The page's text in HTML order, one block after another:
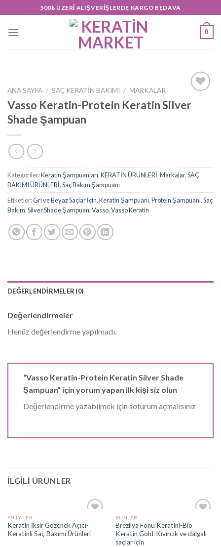
to
content
500₺ ÜZERI ALIŞVERIŞLERDE KARGO BEDAVA
0
wishlist
ANA SAYFA / SAÇ KERATİN BAKIMI / MARKALAR
Vasso Keratin-Protein Keratin Silver
Shade Şampuan
Kategoriler:Keratin Şampuanları,KERATİN ÜRÜNLERİ,Markalar,SAÇ
BAKIMI ÜRÜNLERİ,Saç Bakım Şampuanı
Etiketler:Gri ve Beyaz Saçlar İçin,Keratin Şampuanı,Protein Şampuanı,Saç
Bakım,Silver Shade Şampuan,Vasso,Vasso Keratin
DEĞERLENDIRMELER (0)
Değerlendirmeler
Henüz değerlendirme yapılmadı.
“Vasso Keratin-Protein Keratin Silver Shade
Şampuan” için yorum yapan ilk kişi siz olun
Değerlendirme yazabilmek için soturum açmalısınız
İLGILI ÜRÜNLER
wishlist
EN İYILER
Keratin İksir Gözenek Açıcı-
Keratinli Saç Bakımı Ürünleri
wishlist
BUNLAR
Brezilya Fönü Keratini-Bio
Keratin Gold-Kıvırcık ve dalgalı
saçlar için